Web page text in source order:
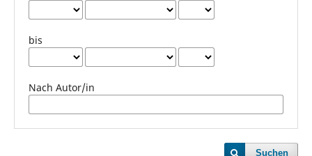
bis
Nach Autor/in
Suchen